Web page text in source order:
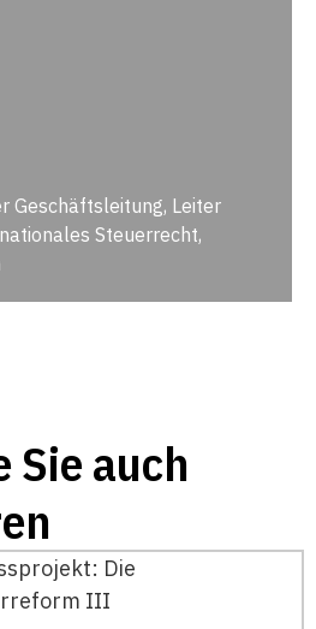
Geschäftsleitung, Leiter
Steuerrecht,
Sie auch